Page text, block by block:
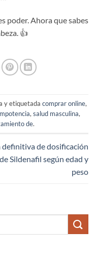
poder. Ahora que sabes
👍
y etiquetada comprar online,
, salud masculina,
de.
definitiva de dosificación
de Sildenafil según edad y
peso